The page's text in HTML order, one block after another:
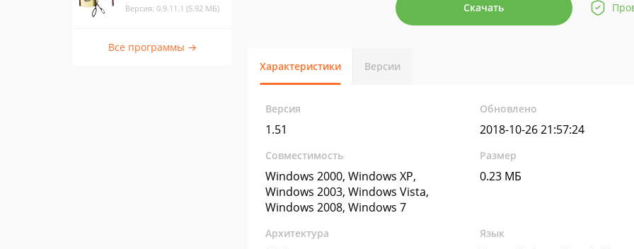
Версия: 0.9.11.1 (5.92 МБ)
Все программы →
Скачать
Характеристики Версии
Версия
1.51
Обновлено
2018-10-26 21:57:24
Совместимость
Windows 2000, Windows XP,
Windows 2003, Windows Vista,
Windows 2008, Windows 7
Размер
0.23 МБ
Архитектура Язык